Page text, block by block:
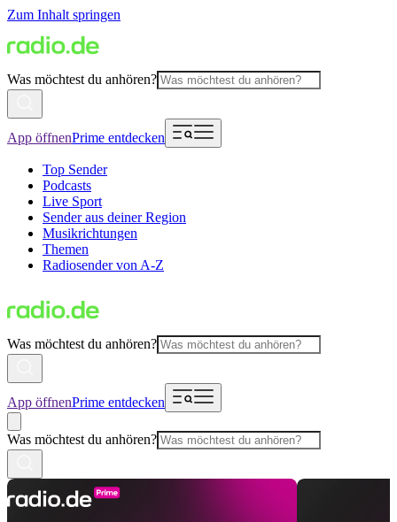
Zum Inhalt springen
Was möchtest du anhören?
App öffnenPrime entdecken
Top Sender
Podcasts
Live Sport
Sender aus deiner Region
Musikrichtungen
Themen
Radiosender von A-Z
Was möchtest du anhören?
App öffnenPrime entdecken
Was möchtest du anhören?